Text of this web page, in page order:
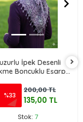
İpek Desenli
Boncuklu Eşarp
%33
200,00 TL
135,00 TL
Stok: 7